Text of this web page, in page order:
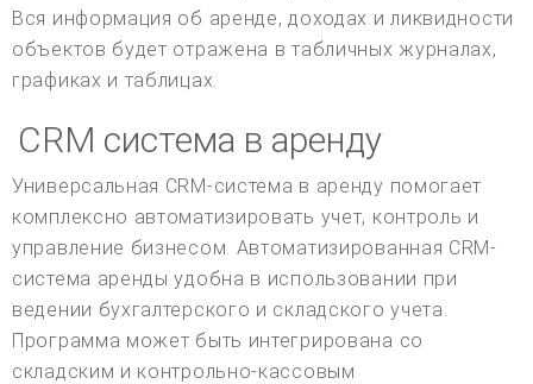
Вся информация об аренде, доходах и ликвидности
объектов будет отражена в табличных журналах,
графиках и таблицах.
CRM система в аренду
Универсальная CRM-система в аренду помогает
комплексно автоматизировать учет, контроль и
управление бизнесом. Автоматизированная CRM-
система аренды удобна в использовании при
ведении бухгалтерского и складского учета.
Программа может быть интегрирована со
складским и контрольно-кассовым